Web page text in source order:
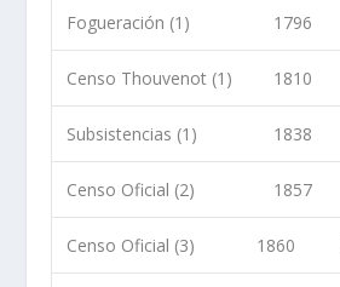
Fogueración (1) 1796
Censo Thouvenot (1) 1810
Subsistencias (1) 1838
Censo Oficial (2) 1857
Censo Oficial (3) 1860